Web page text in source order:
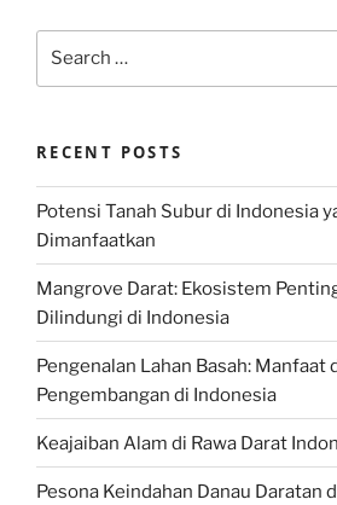
RECENT POSTS
Potensi Tanah Subur di Indonesia
Dimanfaatkan
Mangrove Darat: Ekosistem
Dilindungi di Indonesia
Pengenalan Lahan Basah: Manfaat
Pengembangan di Indonesia
Keajaiban Alam di Rawa Darat
Pesona Keindahan Danau Daratan